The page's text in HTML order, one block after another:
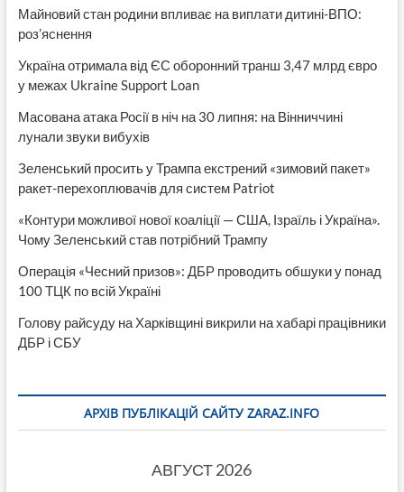
Майновий стан родини впливає на виплати дитині-ВПО:
роз’яснення
Україна отримала від ЄС оборонний транш 3,47 млрд євро
у межах Ukraine Support Loan
Масована атака Росії в ніч на 30 липня: на Вінниччині
лунали звуки вибухів
Зеленський просить у Трампа екстрений «зимовий пакет»
ракет-перехоплювачів для систем Patriot
«Контури можливої нової коаліції — США, Ізраїль і Україна».
Чому Зеленський став потрібний Трампу
Операція «Чесний призов»: ДБР проводить обшуки у понад
100 ТЦК по всій Україні
Голову райсуду на Харківщині викрили на хабарі працівники
ДБР і СБУ
АРХІВ ПУБЛІКАЦІЙ САЙТУ ZARAZ.INFO
АВГУСТ 2026